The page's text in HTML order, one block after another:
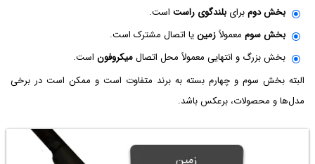
بخش دومبرای بلندگوی راست است.
بخش سوم معمولاًزمینیا اتصال مشترک است.
بخش بزرگ و انتهایی معمولاً محل اتصالمیکروفون است.
البته بخش سوم و چهارم بسته به برند متفاوت است و ممکن است در برخی
مدل‌ها و محصولات، برعکس باشد.